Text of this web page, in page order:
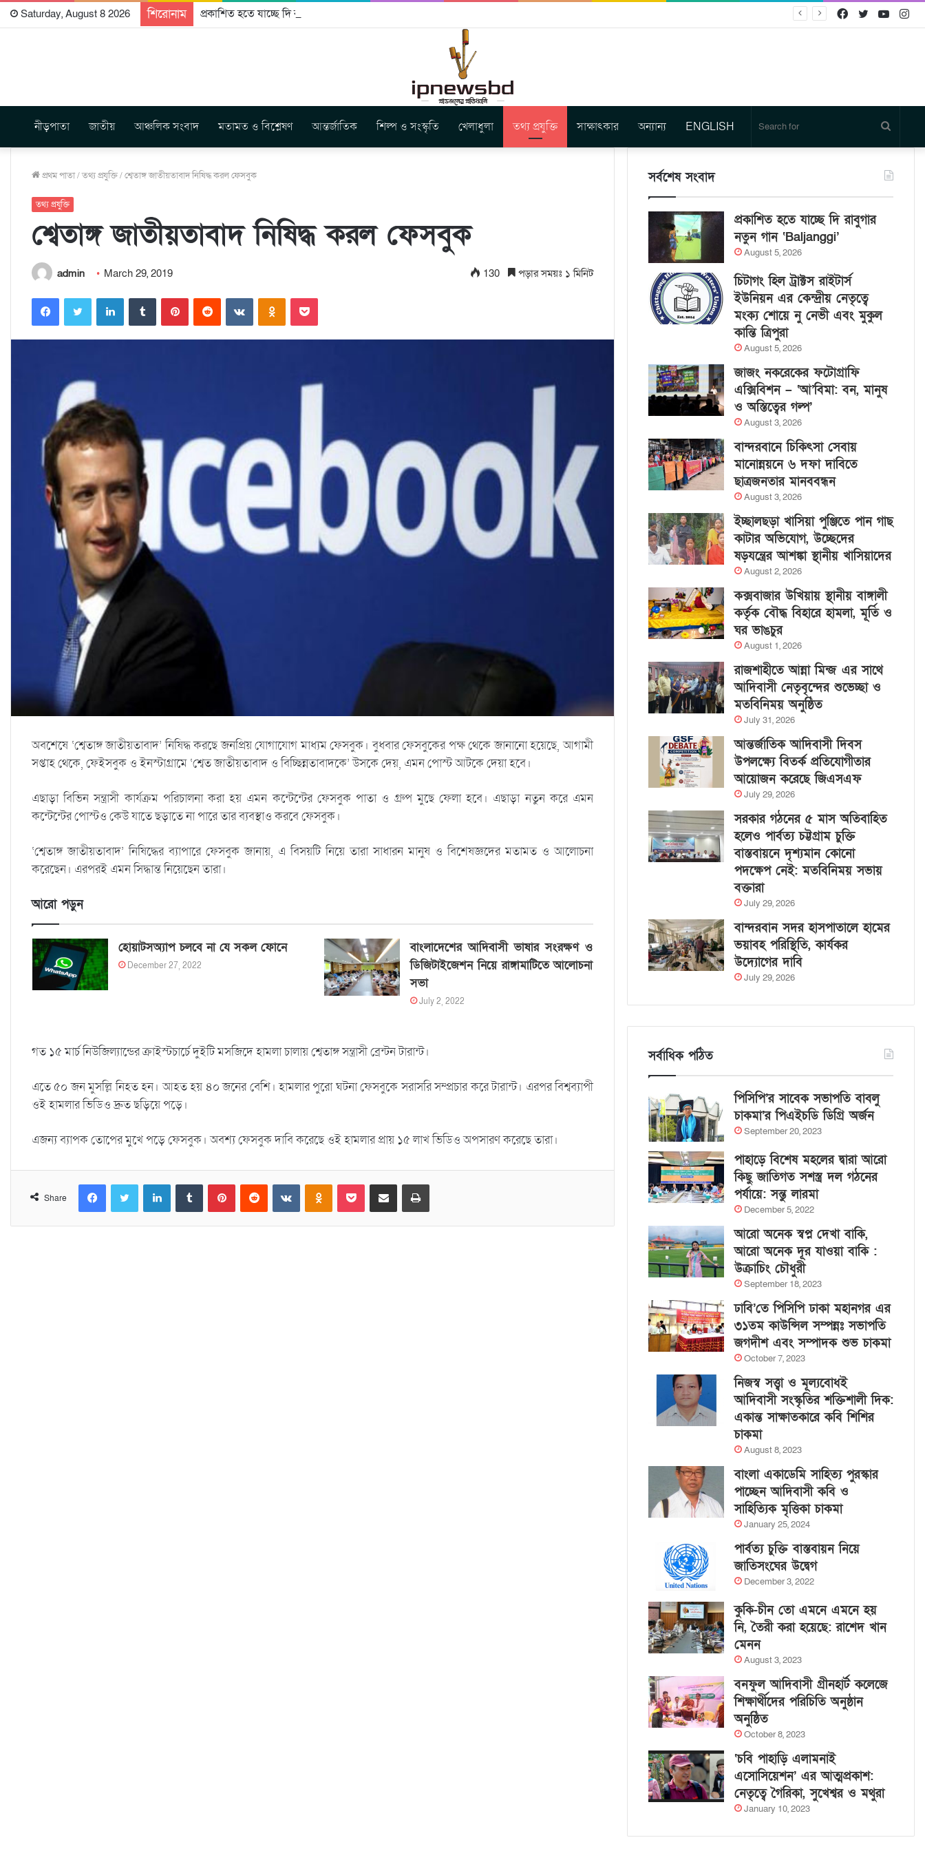
Saturday, August 8 2026 শিরোনাম প্রকাশিত হতে যাচ্ছে দি রাবুগার নতুন গান ‘Baljanggi’ Twitter
Facebook
নীড়পাতা জাতীয় আঞ্চলিক সংবাদ মতামত ও বিশ্লেষণ আন্তর্জাতিক শিল্প ও সংস্কৃতি খেলাধুলা তথ্য প্রযুক্তি সাক্ষাৎকার অন্যান্য ENGLISH
for
প্রথম পাতা/তথ্য প্রযুক্তি/শ্বেতাঙ্গ জাতীয়তাবাদ নিষিদ্ধ করল ফেসবুক
তথ্য প্রযুক্তি
শ্বেতাঙ্গ জাতীয়তাবাদ নিষিদ্ধ করল ফেসবুক
admin March 29, 2019 130 পড়ার সময়ঃ ১ মিনিট
অবশেষে ‘শ্বেতাঙ্গ জাতীয়তাবাদ’ নিষিদ্ধ করছে জনপ্রিয় যোগাযোগ মাধ্যম ফেসবুক। বুধবার ফেসবুকের পক্ষ থেকে জানানো হয়েছে, আগামী
সপ্তাহ থেকে, ফেইসবুক ও ইনস্টাগ্রামে ‘শ্বেত জাতীয়তাবাদ ও বিচ্ছিন্নতাবাদকে’ উসকে দেয়, এমন পোস্ট আটকে দেয়া হবে।
এছাড়া বিভিন সন্ত্রাসী কার্যক্রম পরিচালনা করা হয় এমন কন্টেন্টের ফেসবুক পাতা ও গ্রুপ মুছে ফেলা হবে। এছাড়া নতুন করে এমন
কন্টেন্টের পোস্টও কেউ যাতে ছড়াতে না পারে তার ব্যবস্থাও করবে ফেসবুক।
‘শ্বেতাঙ্গ জাতীয়তাবাদ’ নিষিদ্ধের ব্যাপারে ফেসবুক জানায়, এ বিসয়টি নিয়ে তারা সাধারন মানুষ ও বিশেষজ্ঞদের মতামত ও আলোচনা
করেছেন। এরপরই এমন সিদ্ধান্ত নিয়েছেন তারা।
আরো পড়ুন
হোয়াটসঅ্যাপ চলবে না যে সকল ফোনে
December 27, 2022
বাংলাদেশের আদিবাসী ভাষার সংরক্ষণ ও
ডিজিটাইজেশন নিয়ে রাঙ্গামাটিতে আলোচনা
সভা
July 2, 2022
গত ১৫ মার্চ নিউজিল্যান্ডের ক্রাইস্টচার্চে দুইটি মসজিদে হামলা চালায় শ্বেতাঙ্গ সন্ত্রাসী ব্রেন্টন টারান্ট।
এতে ৫০ জন মুসল্লি নিহত হন। আহত হয় ৪০ জনের বেশি। হামলার পুরো ঘটনা ফেসবুকে সরাসরি সম্প্রচার করে টারান্ট। এরপর বিশ্বব্যাপী
ওই হামলার ভিডিও দ্রুত ছড়িয়ে পড়ে।
এজন্য ব্যাপক তোপের মুখে পড়ে ফেসবুক। অবশ্য ফেসবুক দাবি করেছে ওই হামলার প্রায় ১৫ লাখ ভিডিও অপসারণ করেছে তারা।
Share
সর্বশেষ সংবাদ
প্রকাশিত হতে যাচ্ছে দি রাবুগার
নতুন গান ‘Baljanggi’
August 5, 2026
চিটাগং হিল ট্রাক্টস রাইটার্স
ইউনিয়ন এর কেন্দ্রীয় নেতৃত্বে
মংক্য শোয়ে নু নেভী এবং মুকুল
কান্তি ত্রিপুরা
August 5, 2026
জাজং নকরেকের ফটোগ্রাফি
এক্সিবিশন – ‘আ’বিমা: বন, মানুষ
ও অস্তিত্বের গল্প’
August 3, 2026
বান্দরবানে চিকিৎসা সেবায়
মানোন্নয়নে ৬ দফা দাবিতে
ছাত্রজনতার মানববন্ধন
August 3, 2026
ইচ্ছালছড়া খাসিয়া পুঞ্জিতে পান গাছ
কাটার অভিযোগ, উচ্ছেদের
ষড়যন্ত্রের আশঙ্কা স্থানীয় খাসিয়াদের
August 2, 2026
কক্সবাজার উখিয়ায় স্থানীয় বাঙ্গালী
কর্তৃক বৌদ্ধ বিহারে হামলা, মূর্তি ও
ঘর ভাঙচুর
August 1, 2026
রাজশাহীতে আন্না মিন্জ এর সাথে
আদিবাসী নেতৃবৃন্দের শুভেচ্ছা ও
মতবিনিময় অনুষ্ঠিত
July 31, 2026
আন্তর্জাতিক আদিবাসী দিবস
উপলক্ষ্যে বিতর্ক প্রতিযোগীতার
আয়োজন করেছে জিএসএফ
July 29, 2026
সরকার গঠনের ৫ মাস অতিবাহিত
হলেও পার্বত্য চট্টগ্রাম চুক্তি
বাস্তবায়নে দৃশ্যমান কোনো
পদক্ষেপ নেই: মতবিনিময় সভায়
বক্তারা
July 29, 2026
বান্দরবান সদর হাসপাতালে হামের
ভয়াবহ পরিস্থিতি, কার্যকর
উদ্যোগের দাবি
July 29, 2026
সর্বাধিক পঠিত
পিসিপি’র সাবেক সভাপতি বাবলু
চাকমা’র পিএইচডি ডিগ্রি অর্জন
September 20, 2023
পাহাড়ে বিশেষ মহলের দ্বারা আরো
কিছু জাতিগত সশস্ত্র দল গঠনের
পর্যায়ে: সন্তু লারমা
December 5, 2022
আরো অনেক স্বপ্ন দেখা বাকি,
আরো অনেক দূর যাওয়া বাকি :
উক্রাচিং চৌধুরী
September 18, 2023
ঢাবি’তে পিসিপি ঢাকা মহানগর এর
৩১তম কাউন্সিল সম্পন্নঃ সভাপতি
জগদীশ এবং সম্পাদক শুভ চাকমা
October 7, 2023
নিজস্ব সত্ত্বা ও মূল্যবোধই
আদিবাসী সংস্কৃতির শক্তিশালী দিক:
একান্ত সাক্ষাতকারে কবি শিশির
চাকমা
August 8, 2023
বাংলা একাডেমি সাহিত্য পুরস্কার
পাচ্ছেন আদিবাসী কবি ও
সাহিত্যিক মৃত্তিকা চাকমা
January 25, 2024
পার্বত্য চুক্তি বাস্তবায়ন নিয়ে
জাতিসংঘের উদ্বেগ
December 3, 2022
কুকি-চীন তো এমনে এমনে হয়
নি, তৈরী করা হয়েছে: রাশেদ খান
মেনন
August 3, 2023
বনফুল আদিবাসী গ্রীনহার্ট কলেজে
শিক্ষার্থীদের পরিচিতি অনুষ্ঠান
অনুষ্ঠিত
October 8, 2023
‘চবি পাহাড়ি এলামনাই
এসোসিয়েশন’ এর আত্মপ্রকাশ:
নেতৃত্বে গৈরিকা, সুখেশ্বর ও মথুরা
January 10, 2023